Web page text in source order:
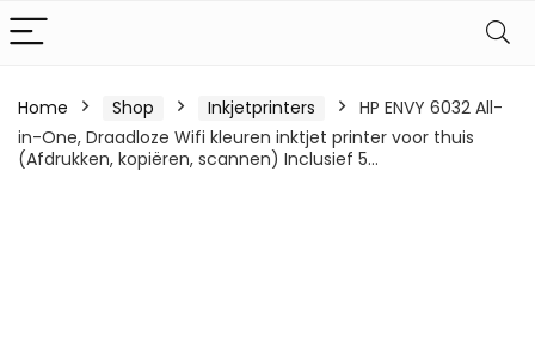
Home Shop Inkjetprinters
HP ENVY 6032 All-
in-One, Draadloze Wifi kleuren inktjet printer voor thuis
(Afdrukken, kopiëren, scannen) Inclusief 5…